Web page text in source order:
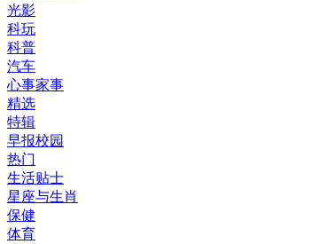
光影
科玩
科普
汽车
心事家事
精选
特辑
早报校园
热门
生活贴士
星座与生肖
保健
体育